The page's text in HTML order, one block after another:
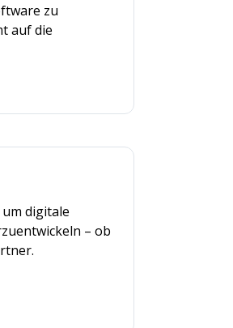
zu
auf die
digitale
– ob